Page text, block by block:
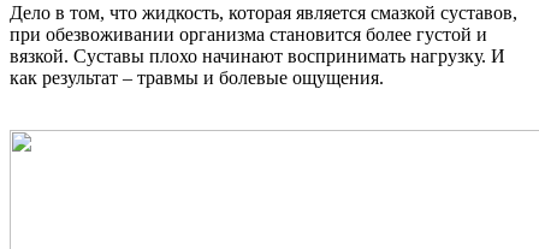
Дело в том, что жидкость, которая является смазкой суставов,
при обезвоживании организма становится более густой и
вязкой. Суставы плохо начинают воспринимать нагрузку. И
как результат – травмы и болевые ощущения.